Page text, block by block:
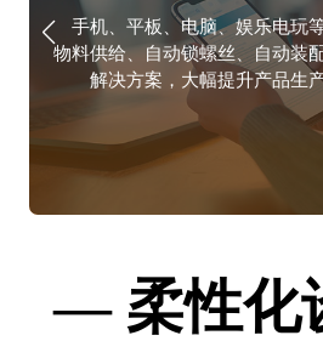
手机、平板、电脑、娱乐电玩
物料供给、自动锁螺丝、自动装
解决方案，大幅提升产品生
— 柔性化